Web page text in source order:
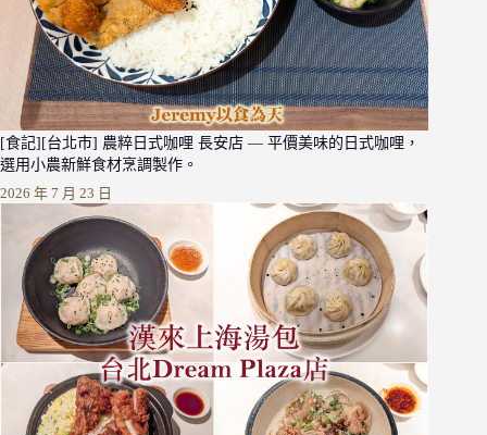
[食記][台北市] 農粹日式咖哩 長安店 — 平價美味的日式咖哩，
選用小農新鮮食材烹調製作。
2026 年 7 月 23 日